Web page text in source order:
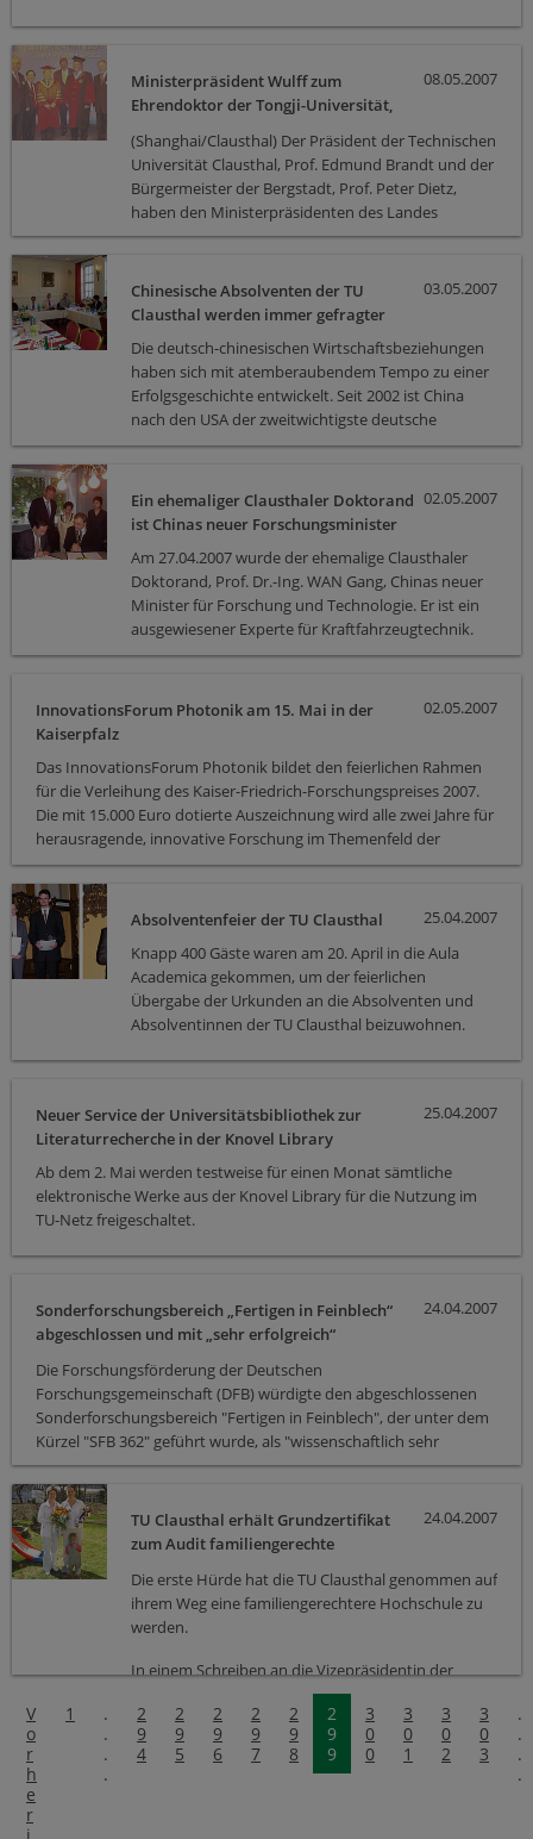
08.05.2007
Ministerpräsident Wulff zum
Ehrendoktor der Tongji-Universität,
(Shanghai/Clausthal) Der Präsident der Technischen
Universität Clausthal, Prof. Edmund Brandt und der
Bürgermeister der Bergstadt, Prof. Peter Dietz,
haben den Ministerpräsidenten des Landes
Niedersachsen, Christian Wulff, auf seiner Reise
dabei.
03.05.2007
Chinesische Absolventen der TU
Clausthal werden immer gefragter
Die deutsch-chinesischen Wirtschaftsbeziehungen
haben sich mit atemberaubendem Tempo zu einer
Erfolgsgeschichte entwickelt. Seit 2002 ist China
nach den USA der zweitwichtigste deutsche
Exportmarkt außerhalb Europas. Deutschland ist
europäischer Handelspartner. Immer mehr
deutsche Unternehmen investieren in China und
suchen dringend junge Ingenieure, die von einer
deutschen Hochschule gut ausgebildet sind.
Chinesische Absolventen der TU Clausthal stehen
aufgrund ihrer guten Ausbildungsqualität und ihrer
exzellenten Beziehungen zu China ganz oben auf
der Suchliste.
02.05.2007
Ein ehemaliger Clausthaler Doktorand
ist Chinas neuer Forschungsminister
Am 27.04.2007 wurde der ehemalige Clausthaler
Doktorand, Prof. Dr.-Ing. WAN Gang, Chinas neuer
Minister für Forschung und Technologie. Er ist ein
ausgewiesener Experte für Kraftfahrzeugtechnik.
02.05.2007
InnovationsForum Photonik am 15. Mai in der
Kaiserpfalz
Das InnovationsForum Photonik bildet den feierlichen Rahmen
für die Verleihung des Kaiser-Friedrich-Forschungspreises 2007.
Die mit 15.000 Euro dotierte Auszeichnung wird alle zwei Jahre für
heraus­ragende, innovative Forschung im Themenfeld der
Optischen Technologien vergeben. In diesem Jahr steht das
Thema "Photonenquellen & Systeme" im Fokus. Inzwischen
wurden von der Jury vier der Bewerber für den Preis nominiert.
25.04.2007
Absolventenfeier der TU Clausthal
Knapp 400 Gäste waren am 20. April in die Aula
Academica gekommen, um der feierlichen
Übergabe der Urkunden an die Absolventen und
Absolventinnen der TU Clausthal beizuwohnen.
25.04.2007
Neuer Service der Universitätsbibliothek zur
Literaturrecherche in der Knovel Library
Ab dem 2. Mai werden testweise für einen Monat sämtliche
elektronische Werke aus der Knovel Library für die Nutzung im
TU-Netz freigeschaltet.
24.04.2007
Sonderforschungsbereich „Fertigen in Feinblech“
abgeschlossen und mit „sehr erfolgreich“
Die Forschungsförderung der Deutschen
Forschungsgemeinschaft (DFB) würdigte den abgeschlossenen
Sonderforschungsbereich "Fertigen in Feinblech", der unter dem
Kürzel "SFB 362" geführt wurde, als "wissenschaftlich sehr
erfolgreich" und vorbildlich in der Entwicklung neuer
Arbeitsweisen und Technologien zur Erzielung funktionaler
Produkteigenschaften. Der 1993 gestartete SFB 362 wurde von
Beginn an in Kooperation der Universitäten Clausthal und
Hannover durchgeführt. Sprecher des SFBs war bis Feb. 2002
Herr Prof. Draugelates, danach stand er unter der Leitung von
Professor Palkowski.
24.04.2007
TU Clausthal erhält Grundzertifikat
zum Audit familiengerechte
Die erste Hürde hat die TU Clausthal genommen auf
ihrem Weg eine familiengerechtere Hochschule zu
werden.
In einem Schreiben an die Vizepräsidentin der
Hochschule, Frau Dr. Ines Schwarz, wurde
mitgeteilt, dass der TU Clausthal das Grundzertifikat
zum Audit familiengerechte Hochschule verliehen
wird.
V
o
r
h
e
r
1
.
.
.
.
2
9
4
2
9
5
2
9
6
2
9
7
2
9
8
2
9
9
3
0
0
3
0
1
3
0
2
3
0
3
.
.
.
.